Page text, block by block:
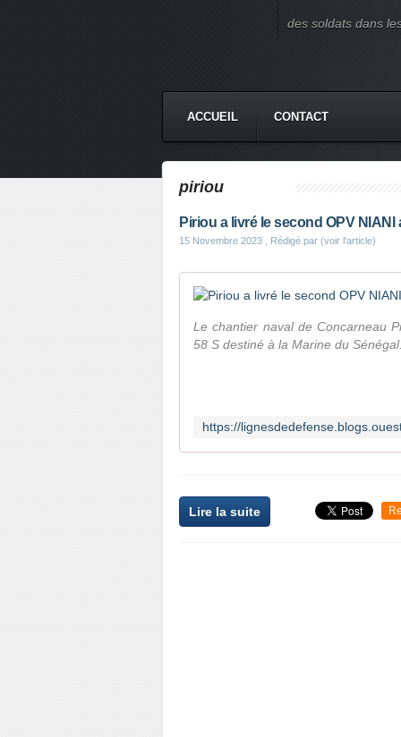
des soldats dans
ACCUEIL CONTACT
piriou
Piriou a livré le second OPV
15 Novembre 2023 , Rédigé par (voir l'article)
Le chantier naval de Concarneau
58 S destiné à la Marine du
Lire la suite